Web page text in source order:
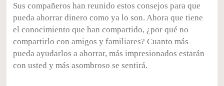
Sus compañeros han reunido estos consejos para que
pueda ahorrar dinero como ya lo son. Ahora que tiene
el conocimiento que han compartido, ¿por qué no
compartirlo con amigos y familiares? Cuanto más
pueda ayudarlos a ahorrar, más impresionados estarán
con usted y más asombroso se sentirá.